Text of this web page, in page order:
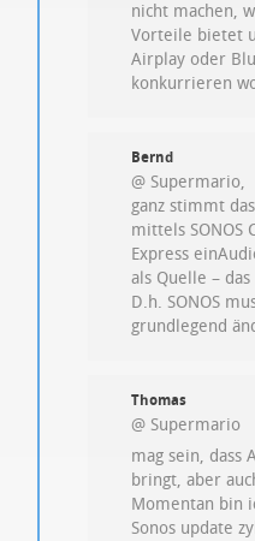
nicht machen,
Vorteile bietet
Airplay oder
konkurrieren
Bernd
@ Supermario,
ganz stimmt
mittels SONOS
Express
als Quelle –
D.h. SONOS
grundlegend
Thomas
@ Supermario
mag sein, dass
bringt, aber
Momentan bin
Sonos update